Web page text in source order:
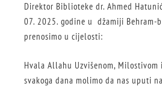
Direktor Biblioteke dr. Ahmed
07. 2025. godine u džamiji Behram-
prenosimo u cijelosti:
Hvala Allahu Uzvišenom, Milostivom
svakoga dana molimo da nas uputi